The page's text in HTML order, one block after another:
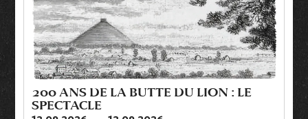
200 ANS DE LA BUTTE DU LION : LE
SPECTACLE